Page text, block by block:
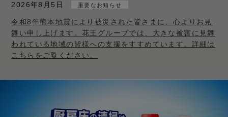
2026年8月5日 重要なお知らせ
令和8年熊本地震により被災された皆さまに、心よりお見
舞い申し上げます。花王グループでは、大きな被害に見舞
われている地域の皆様への支援をすすめています。詳細は
こちらをご覧ください。